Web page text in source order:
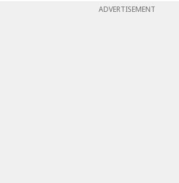
ADVERTISEMENT